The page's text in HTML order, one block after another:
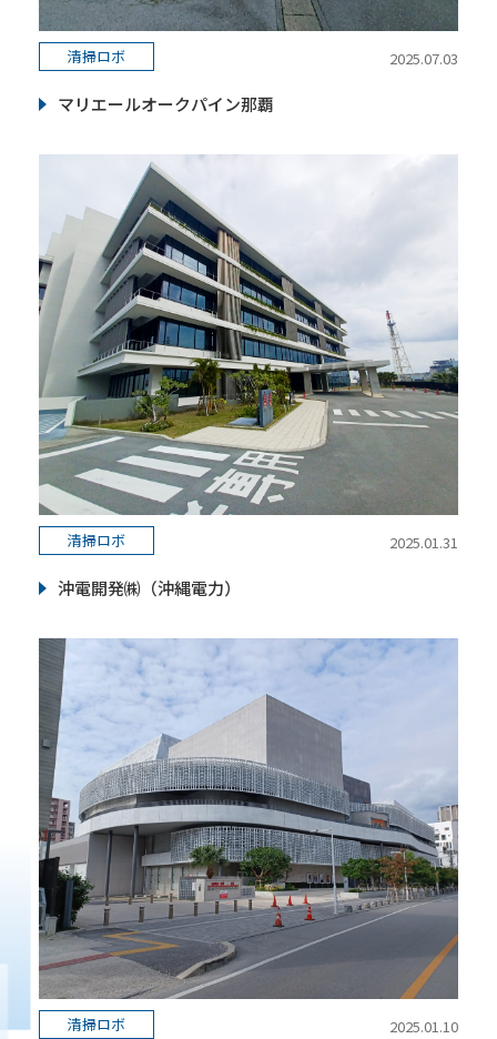
清掃ロボ 2025.07.03
マリエールオークパイン那覇
清掃ロボ 2025.01.31
沖電開発㈱（沖縄電力）
清掃ロボ 2025.01.10